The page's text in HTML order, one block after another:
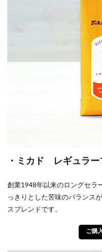
・ミカド レギュラー
創業1948年以来のロングセラ
っきりとした苦味のバランス
スブレンドです。
ご購